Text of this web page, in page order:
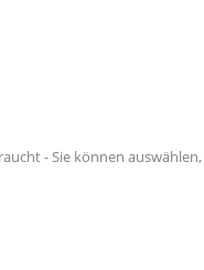
- Sie können auswählen,